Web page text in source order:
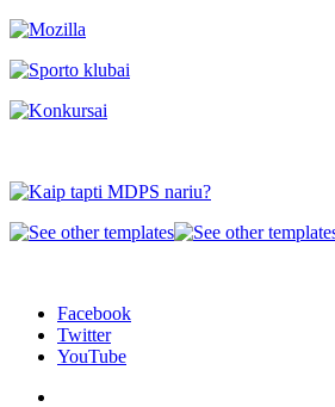
Facebook
Twitter
YouTube